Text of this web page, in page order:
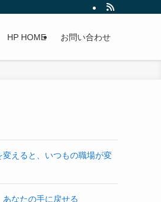
HP HOME お問い合わせ
変えると、いつもの職場が変
あなたの手に戻せる